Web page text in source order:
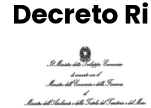
Decreto